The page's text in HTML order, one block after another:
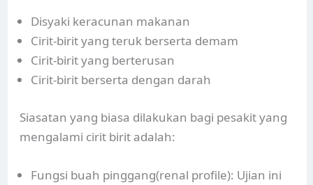
Disyaki keracunan makanan
Cirit-birit yang teruk berserta demam
Cirit-birit yang berterusan
Cirit-birit berserta dengan darah
Siasatan yang biasa dilakukan bagi pesakit yang
mengalami cirit birit adalah:
Fungsi buah pinggang(renal profile): Ujian ini